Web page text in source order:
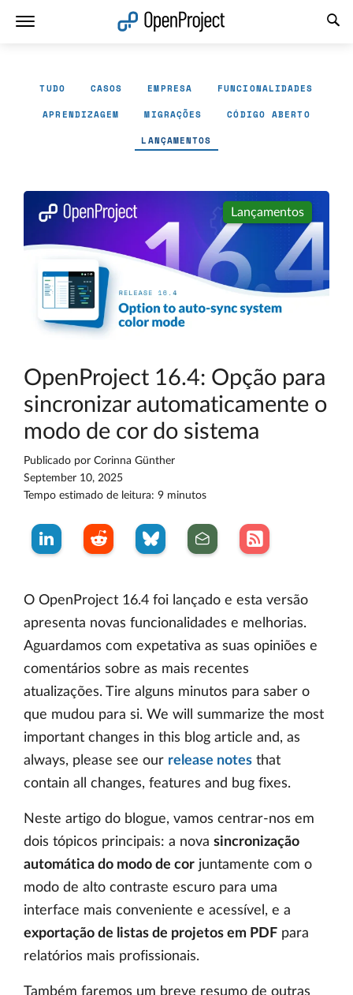
TUDO CASOS EMPRESA FUNCIONALIDADES
APRENDIZAGEM MIGRAÇÕES CÓDIGO ABERTO
LANÇAMENTOS
Lançamentos
OpenProject 16.4: Opção para
sincronizar automaticamente o
modo de cor do sistema
Publicado por Corinna Günther
September 10, 2025
Tempo estimado de leitura: 9 minutos
O OpenProject 16.4 foi lançado e esta versão
apresenta novas funcionalidades e melhorias.
Aguardamos com expetativa as suas opiniões e
comentários sobre as mais recentes
atualizações. Tire alguns minutos para saber o
que mudou para si. We will summarize the most
important changes in this blog article and, as
always, please see our release notes that
contain all changes, features and bug fixes.
Neste artigo do blogue, vamos centrar-nos em
dois tópicos principais: a nova sincronização
automática do modo de cor juntamente com o
modo de alto contraste escuro para uma
interface mais conveniente e acessível, e a
exportação de listas de projetos em PDF para
relatórios mais profissionais.
Também faremos um breve resumo de outras
Abrir a ligação num novo separador